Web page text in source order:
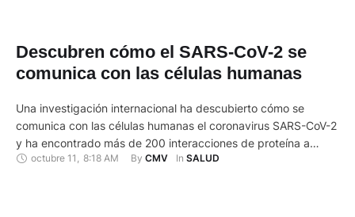
Descubren cómo el SARS-CoV-2 se
comunica con las células humanas
Una investigación internacional ha descubierto cómo se
comunica con las células humanas el coronavirus SARS-CoV-2
y ha encontrado más de 200 interacciones de proteína a
proteína entre el virus y las células que toca. El estudio, que
octubre 11 8:18 AM By CMV In SALUD